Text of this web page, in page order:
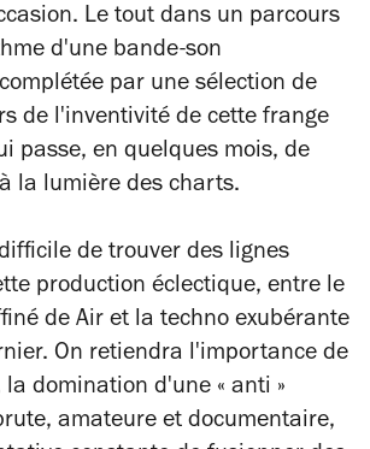
Le tout dans un parcours
d'une bande-son
par une sélection de
de l'inventivité de cette frange
passe, en quelques mois, de
la lumière des charts.
de trouver des lignes
production éclectique, entre le
de Air et la techno exubérante
On retiendra l'importance de
domination d'une « anti »
amateure et documentaire,